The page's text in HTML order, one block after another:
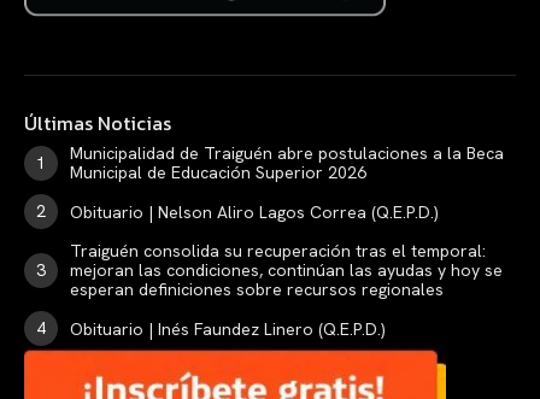
Últimas Noticias
Municipalidad de Traiguén abre postulaciones a la Beca
Municipal de Educación Superior 2026
Obituario | Nelson Aliro Lagos Correa (Q.E.P.D.)
Traiguén consolida su recuperación tras el temporal:
mejoran las condiciones, continúan las ayudas y hoy se
esperan definiciones sobre recursos regionales
Obituario | Inés Faundez Linero (Q.E.P.D.)